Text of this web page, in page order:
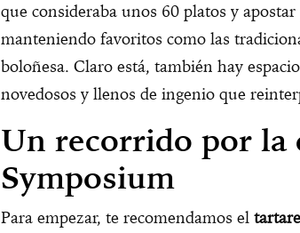
que consideraba unos 60 platos y
manteniendo favoritos como las
boloñesa. Claro está, también hay
novedosos y llenos de ingenio que
Un recorrido por la
Symposium
Para empezar, te recomendamos el